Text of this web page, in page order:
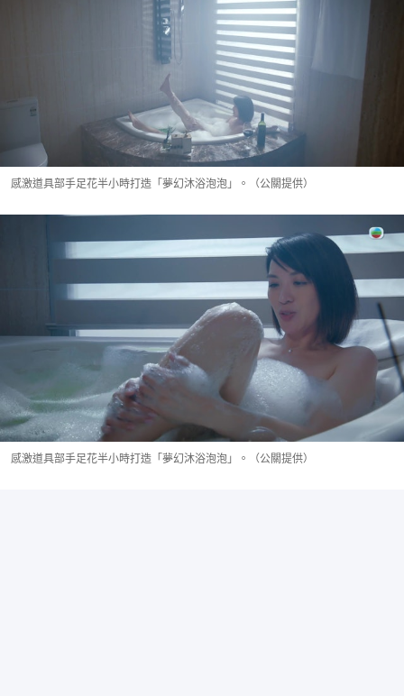
感激道具部手足花半小時打造「夢幻沐浴泡泡」。（公關提供）
感激道具部手足花半小時打造「夢幻沐浴泡泡」。（公關提供）